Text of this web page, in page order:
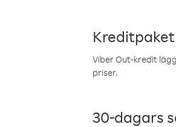
Kreditpaket
Viber Out-kredit
priser.
30-dagars